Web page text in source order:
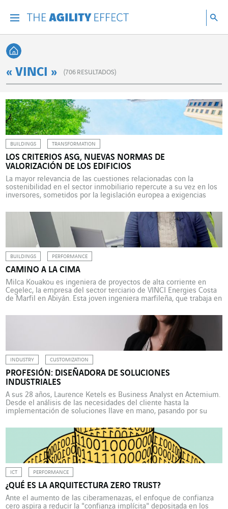
Volver a Inicio
« VINCI » (706 RESULTADOS)
BUILDINGS TRANSFORMATION
LOS CRITERIOS ASG, NUEVAS NORMAS DE
VALORIZACIÓN DE LOS EDIFICIOS
La mayor relevancia de las cuestiones relacionadas con la
sostenibilidad en el sector inmobiliario repercute a su vez en los
inversores, sometidos por la legislación europea a exigencias
empresa de VINCI Energies experta en este tema tan complejo.
Actualmente, los criterios ASG (ambientales, sociales y de
gobernanza), […]
BUILDINGS PERFORMANCE
CAMINO A LA CIMA
Milca Kouakou es ingeniera de proyectos de alta corriente en
Cegelec, la empresa del sector terciario de VINCI Energies Costa
de Marfil en Abiyán. Esta joven ingeniera marfileña, que trabaja en
alto del África Occidental, está orgullosa de contribuir al desarrollo
INDUSTRY CUSTOMIZATION
PROFESIÓN: DISEÑADORA DE SOLUCIONES
INDUSTRIALES
A sus 28 años, Laurence Ketels es Business Analyst en Actemium.
Desde el análisis de las necesidades del cliente hasta la
implementación de soluciones llave en mano, pasando por su
sector industrial. El boca a boca suele funcionar. Laurence Ketels
pudo constatarlo al final de […]
ICT PERFORMANCE
¿QUÉ ES LA ARQUITECTURA ZERO TRUST?
Ante el aumento de las ciberamenazas, el enfoque de confianza
cero aspira a reducir la "confianza implícita" depositada en los